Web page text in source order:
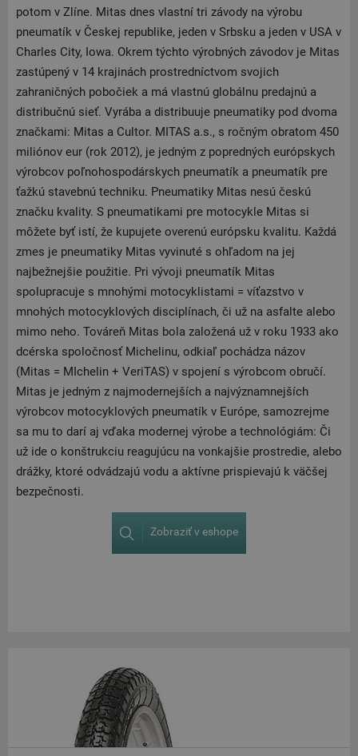
potom v Zlíne. Mitas dnes vlastní tri závody na výrobu
pneumatík v Českej republike, jeden v Srbsku a jeden v USA v
Charles City, Iowa. Okrem týchto výrobných závodov je Mitas
zastúpený v 14 krajinách prostredníctvom svojich
zahraničných pobočiek a má vlastnú globálnu predajnú a
distribučnú sieť. Vyrába a distribuuje pneumatiky pod dvoma
značkami: Mitas a Cultor. MITAS a.s., s ročným obratom 450
miliónov eur (rok 2012), je jedným z popredných európskych
výrobcov poľnohospodárskych pneumatík a pneumatík pre
ťažkú stavebnú techniku. Pneumatiky Mitas nesú českú
značku kvality. S pneumatikami pre motocykle Mitas si
môžete byť istí, že kupujete overenú európsku kvalitu. Každá
zmes je pneumatiky Mitas vyvinuté s ohľadom na jej
najbežnejšie použitie. Pri vývoji pneumatík Mitas
spolupracuje s mnohými motocyklistami = víťazstvo v
mnohých motocyklových disciplínach, či už na asfalte alebo
mimo neho. Továreň Mitas bola založená už v roku 1933 ako
dcérska spoločnosť Michelinu, odkiaľ pochádza názov
(Mitas = MIchelin + VeriTAS) v spojení s výrobcom obručí.
Mitas je jedným z najmodernejších a najvýznamnejších
výrobcov motocyklových pneumatík v Európe, samozrejme
sa mu to darí aj vďaka modernej výrobe a technológiám: Či
už ide o konštrukciu reagujúcu na vonkajšie prostredie, alebo
drážky, ktoré odvádzajú vodu a aktívne prispievajú k väčšej
bezpečnosti.
Zobraziť v eshope